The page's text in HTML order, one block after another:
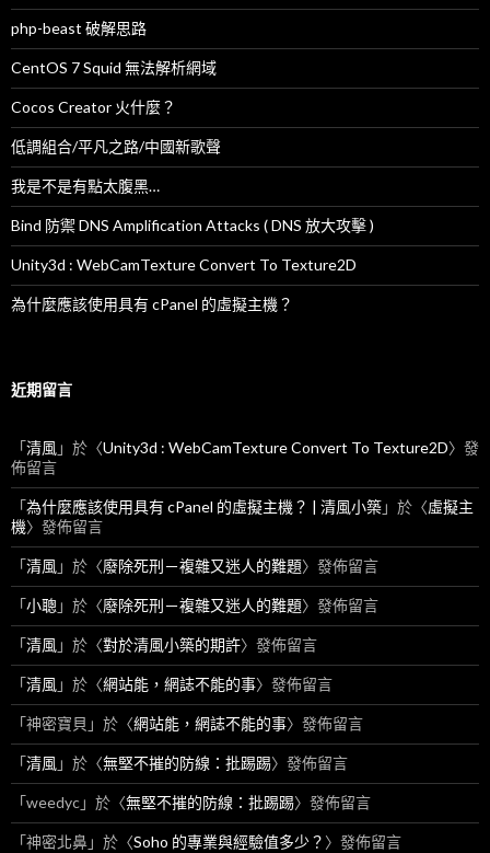
php-beast 破解思路
CentOS 7 Squid 無法解析網域
Cocos Creator 火什麼？
低調組合/平凡之路/中國新歌聲
我是不是有點太腹黑…
Bind 防禦 DNS Amplification Attacks ( DNS 放大攻擊 )
Unity3d : WebCamTexture Convert To Texture2D
為什麼應該使用具有 cPanel 的虛擬主機？
近期留言
「清風」於〈Unity3d : WebCamTexture Convert To Texture2D〉發
佈留言
「為什麼應該使用具有 cPanel 的虛擬主機？ | 清風小築」於〈虛擬主
機〉發佈留言
「清風」於〈廢除死刑－複雜又迷人的難題〉發佈留言
「小聰 」於〈廢除死刑－複雜又迷人的難題〉發佈留言
「清風」於〈對於清風小築的期許〉發佈留言
「清風」於〈網站能，網誌不能的事〉發佈留言
「神密寶貝 」於〈網站能，網誌不能的事〉發佈留言
「清風」於〈無堅不摧的防線：批踢踢〉發佈留言
「weedyc」於〈無堅不摧的防線：批踢踢〉發佈留言
「神密北鼻」於〈Soho 的專業與經驗值多少？ 〉發佈留言